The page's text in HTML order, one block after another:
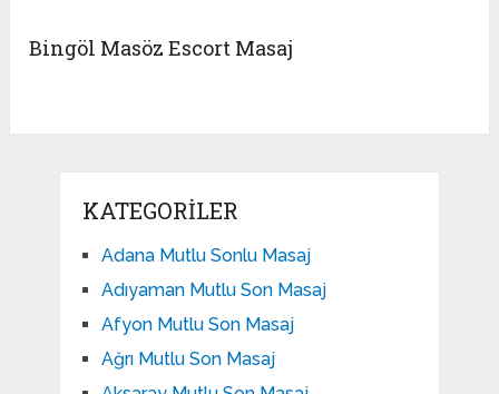
Bingöl Masöz Escort Masaj
KATEGORILER
Adana Mutlu Sonlu Masaj
Adıyaman Mutlu Son Masaj
Afyon Mutlu Son Masaj
Ağrı Mutlu Son Masaj